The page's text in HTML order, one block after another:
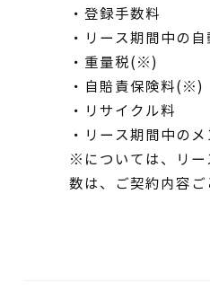
・登録手数料
・リース期間中の
・重量税(※)
・自賠責保険料(※)
・リサイクル料
・リース期間中の
※については、リー
数は、ご契約内容ご